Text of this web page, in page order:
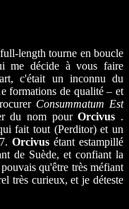
length tourne en boucle
me décide à vous faire
c'était un inconnu du
formations de qualité – et
Consummatum Est
du nom pourOrcivus .
fait tout (Perditor) et un
Orcivusétant estampillé
de Suède, et confiant la
qu'être très méfiant
très curieux, et je déteste